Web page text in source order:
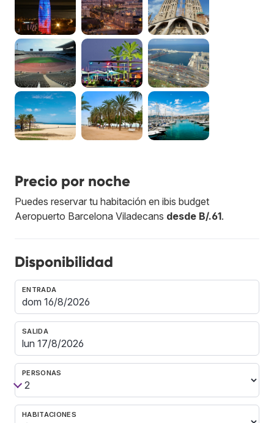
Precio por noche
Puedes reservar tu habitación en ibis budget
Aeropuerto Barcelona Viladecans desde B/.61.
Disponibilidad
ENTRADA
SALIDA
PERSONAS
HABITACIONES